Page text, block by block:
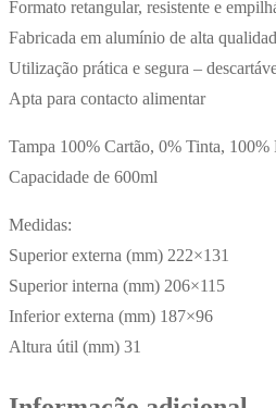
Formato retangular, resistente e
Fabricada em alumínio de alta
Utilização prática e segura –
Apta para contacto alimentar
Tampa 100% Cartão, 0% Tinta, 100%
Capacidade de 600ml
Medidas:
Superior externa (mm) 222×131
Superior interna (mm) 206×115
Inferior externa (mm) 187×96
Altura útil (mm) 31